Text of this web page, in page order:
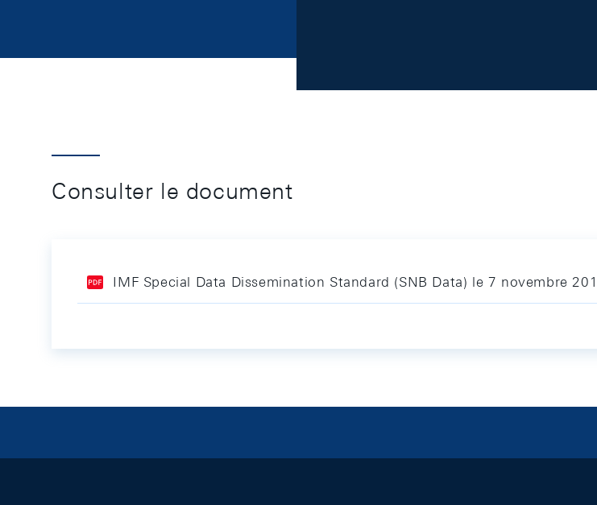
Consulter le document
IMF Special Data Dissemination Standard (SNB Data) le 7 novembre